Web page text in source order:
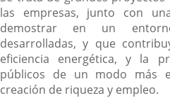
las empresas, junto con
demostrar en un
desarrolladas, y que
eficiencia energética, y la
públicos de un modo más
creación de riqueza y empleo.